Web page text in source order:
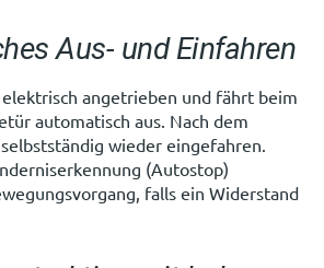
Aus- und Einfahren
angetrieben und fährt beim
automatisch aus. Nach dem
wieder eingefahren.
(Autostop)
falls ein Widerstand